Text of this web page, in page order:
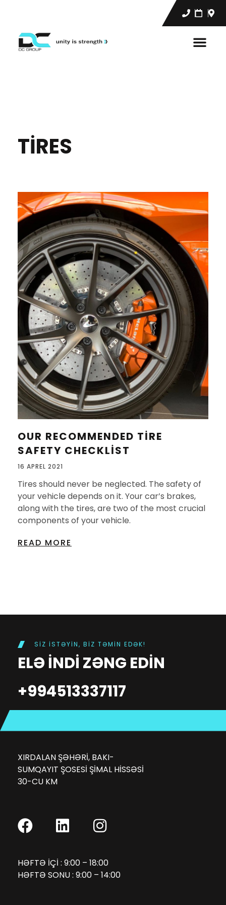
TIRES
OUR RECOMMENDED TIRE
SAFETY CHECKLIST
16 APREL 2021
Tires should never be neglected. The safety of
your vehicle depends on it. Your car’s brakes,
along with the tires, are two of the most crucial
components of your vehicle.
READ MORE
SIZ ISTƏYIN, BIZ TƏMIN EDƏK!
ELƏ INDI ZƏNG EDIN
+994513337117
XIRDALAN ŞƏHƏRI, BAKI-
SUMQAYIT ŞOSESI ŞIMAL HISSƏSI
30-CU KM
HƏFTƏ IÇI : 9:00 – 18:00
HƏFTƏ SONU : 9:00 – 14:00